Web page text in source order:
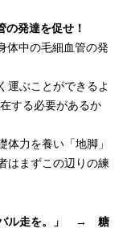
発達を促せ！
体中の毛細血管の発
運ぶことができるよ
する必要があるか
体力を養い「地脚」
はまずこの辺りの練
バル走を。」 → 糖